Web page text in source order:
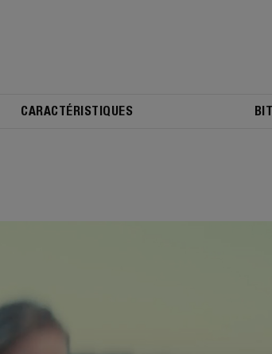
CARACTÉRISTIQUES